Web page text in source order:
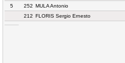
5
252 MULA Antonio
212 FLORIS Sergio Ernesto